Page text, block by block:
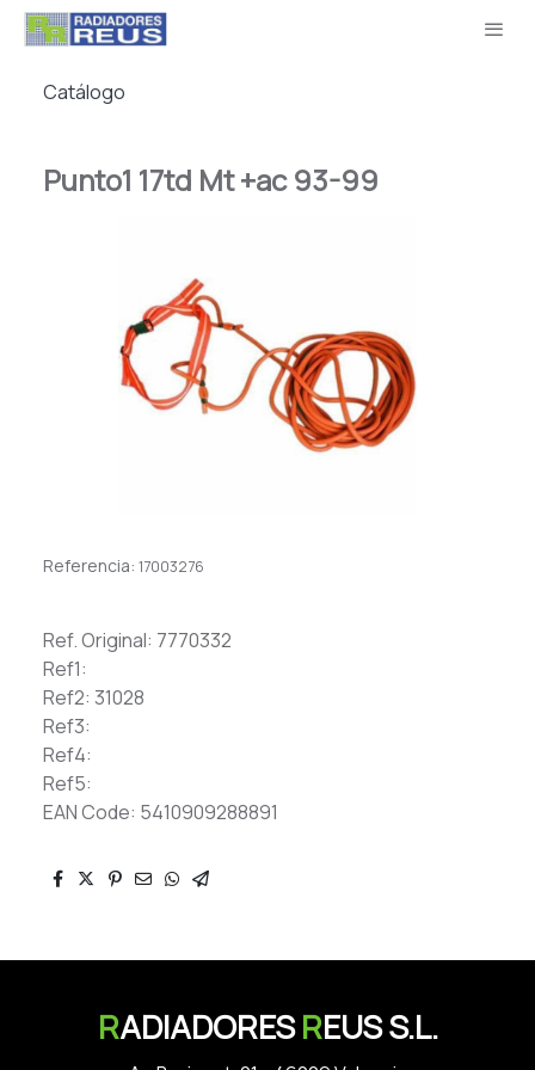
Catálogo
Punto1 17td Mt +ac 93-99
Referencia: 17003276
Ref. Original: 7770332
Ref1:
Ref2: 31028
Ref3:
Ref4:
Ref5:
EAN Code: 5410909288891
RADIADORESREUS S.L.